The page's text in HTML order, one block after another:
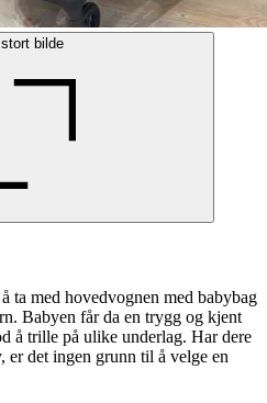
bilde
ta med hovedvognen med babybag
Babyen får da en trygg og kjent
å trille på ulike underlag. Har dere
det ingen grunn til å velge en